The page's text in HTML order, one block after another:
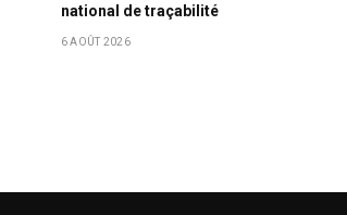
national de traçabilité
6 AOÛT 2026